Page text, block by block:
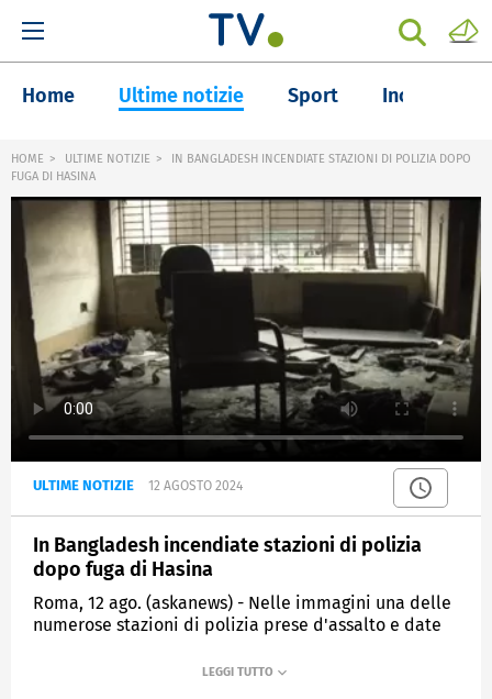
Home Ultime notizie Sport Inchieste
HOME ULTIME NOTIZIE
IN BANGLADESH INCENDIATE STAZIONI DI POLIZIA DOPO
FUGA DI HASINA
ULTIME NOTIZIE 12 AGOSTO 2024
In Bangladesh incendiate stazioni di polizia
dopo fuga di Hasina
Roma, 12 ago. (askanews) - Nelle immagini una delle
numerose stazioni di polizia prese d'assalto e date
Dacca subito dopo le dimissioni e la fuga della